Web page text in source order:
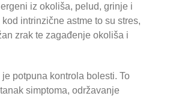
iz okoliša, pelud, grinje i
intrinzične astme to su stres,
zrak te zagađenje okoliša i
potpuna kontrola bolesti. To
simptoma, održavanje